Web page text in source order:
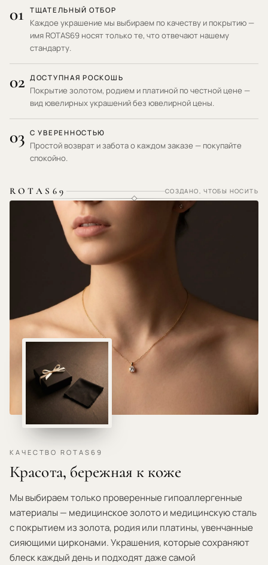
01 ТЩАТЕЛЬНЫЙ ОТБОР
Каждое украшение мы выбираем по качеству и покрытию —
имя ROTAS69 носят только те, что отвечают нашему
стандарту.
02 ДОСТУПНАЯ РОСКОШЬ
Покрытие золотом, родием и платиной по честной цене —
вид ювелирных украшений без ювелирной цены.
03 С УВЕРЕННОСТЬЮ
Простой возврат и забота о каждом заказе — покупайте
спокойно.
ROTAS69 СОЗДАНО, ЧТОБЫ НОСИТЬ
ГИПОАЛЛЕРГЕННЫЕ МАТЕРИАЛЫ · НЕ РАЗДРАЖАЕТ КОЖУ ·
КАЧЕСТВО ROTAS69
Красота, бережная к коже
Мы выбираем только проверенные гипоаллергенные
материалы — медицинское золото и медицинскую сталь
с покрытием из золота, родия или платины, увенчанные
сияющими цирконами. Украшения, которые сохраняют
блеск каждый день и подходят даже самой